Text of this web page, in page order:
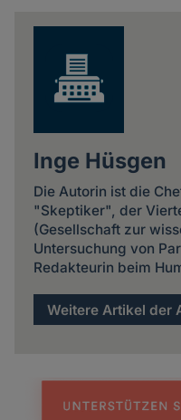
Inge Hüsgen
Die Autorin ist die
"Skeptiker", der
(Gesellschaft zur
Untersuchung von
Redakteurin beim
Weitere Artikel der